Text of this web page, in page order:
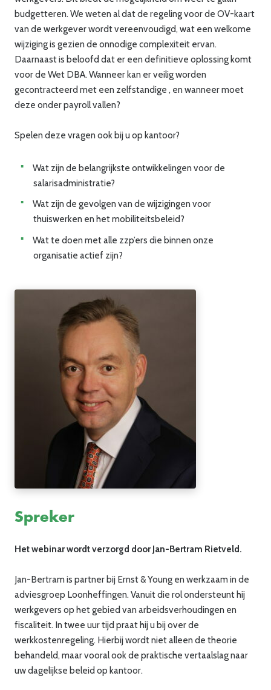
budgetteren. We weten al dat de regeling voor de OV-kaart
van de werkgever wordt vereenvoudigd, wat een welkome
wijziging is gezien de onnodige complexiteit ervan.
Daarnaast is beloofd dat er een definitieve oplossing komt
voor de Wet DBA. Wanneer kan er veilig worden
gecontracteerd met een zelfstandige , en wanneer moet
deze onder payroll vallen?
Spelen deze vragen ook bij u op kantoor?
Wat zijn de belangrijkste ontwikkelingen voor de
salarisadministratie?
Wat zijn de gevolgen van de wijzigingen voor
thuiswerken en het mobiliteitsbeleid?
Wat te doen met alle zzp’ers die binnen onze
organisatie actief zijn?
Spreker
Hetwebinarwordt verzorgd door Jan-Bertram Rietveld.
Jan-Bertram is partner bij Ernst & Young en werkzaam in de
adviesgroep Loonheffingen. Vanuit die rol ondersteunt hij
werkgevers op het gebied van arbeidsverhoudingen en
fiscaliteit. In twee uur tijd praat hij u bij over de
werkkostenregeling. Hierbij wordt niet alleen de theorie
behandeld, maar vooral ook de praktische vertaalslag naar
uw dagelijkse beleid op kantoor.